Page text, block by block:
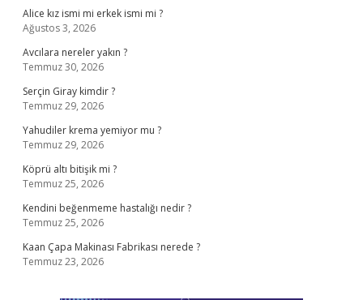
Alice kız ismi mi erkek ismi mi ?
Ağustos 3, 2026
Avcılara nereler yakın ?
Temmuz 30, 2026
Serçin Giray kimdir ?
Temmuz 29, 2026
Yahudiler krema yemiyor mu ?
Temmuz 29, 2026
Köprü altı bitişik mi ?
Temmuz 25, 2026
Kendini beğenmeme hastalığı nedir ?
Temmuz 25, 2026
Kaan Çapa Makinası Fabrikası nerede ?
Temmuz 23, 2026